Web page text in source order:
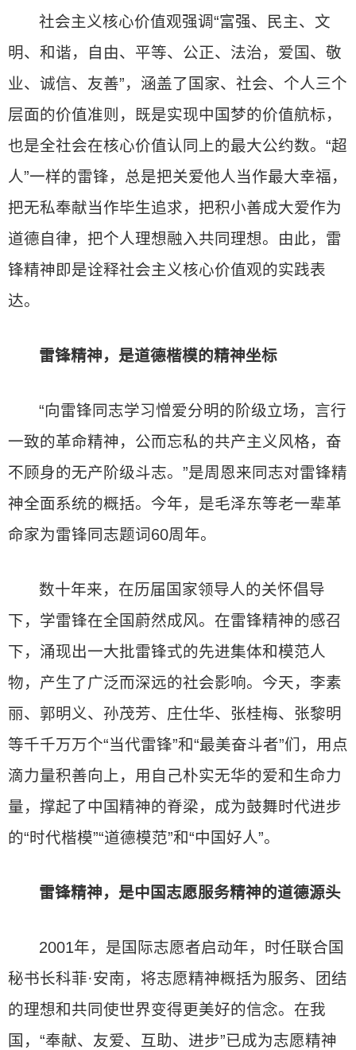
社会主义核心价值观强调“富强、民主、文
明、和谐，自由、平等、公正、法治，爱国、敬
业、诚信、友善”，涵盖了国家、社会、个人三个
层面的价值准则，既是实现中国梦的价值航标，
也是全社会在核心价值认同上的最大公约数。“超
人”一样的雷锋，总是把关爱他人当作最大幸福，
把无私奉献当作毕生追求，把积小善成大爱作为
道德自律，把个人理想融入共同理想。由此，雷
锋精神即是诠释社会主义核心价值观的实践表
达。
雷锋精神，是道德楷模的精神坐标
“向雷锋同志学习憎爱分明的阶级立场，言行
一致的革命精神，公而忘私的共产主义风格，奋
不顾身的无产阶级斗志。”是周恩来同志对雷锋精
神全面系统的概括。今年，是毛泽东等老一辈革
命家为雷锋同志题词60周年。
数十年来，在历届国家领导人的关怀倡导
下，学雷锋在全国蔚然成风。在雷锋精神的感召
下，涌现出一大批雷锋式的先进集体和模范人
物，产生了广泛而深远的社会影响。今天，李素
丽、郭明义、孙茂芳、庄仕华、张桂梅、张黎明
等千千万万个“当代雷锋”和“最美奋斗者”们，用点
滴力量积善向上，用自己朴实无华的爱和生命力
量，撑起了中国精神的脊梁，成为鼓舞时代进步
的“时代楷模”“道德模范”和“中国好人”。
雷锋精神，是中国志愿服务精神的道德源头
2001年，是国际志愿者启动年，时任联合国
秘书长科菲·安南，将志愿精神概括为服务、团结
的理想和共同使世界变得更美好的信念。在我
国，“奉献、友爱、互助、进步”已成为志愿精神